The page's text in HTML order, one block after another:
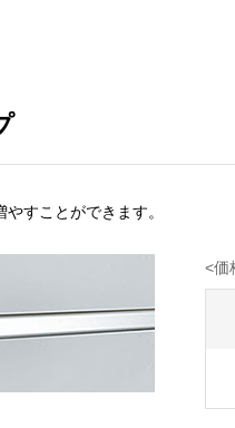
すことができます。
<